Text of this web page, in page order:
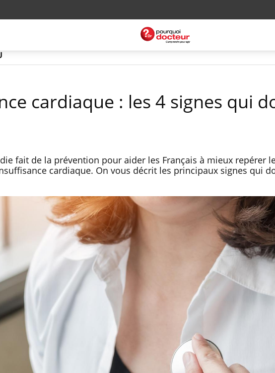
cardiaque : les 4 signes qui
fait de la prévention pour aider les Français à mieux repérer
cardiaque. On vous décrit les principaux signes qui